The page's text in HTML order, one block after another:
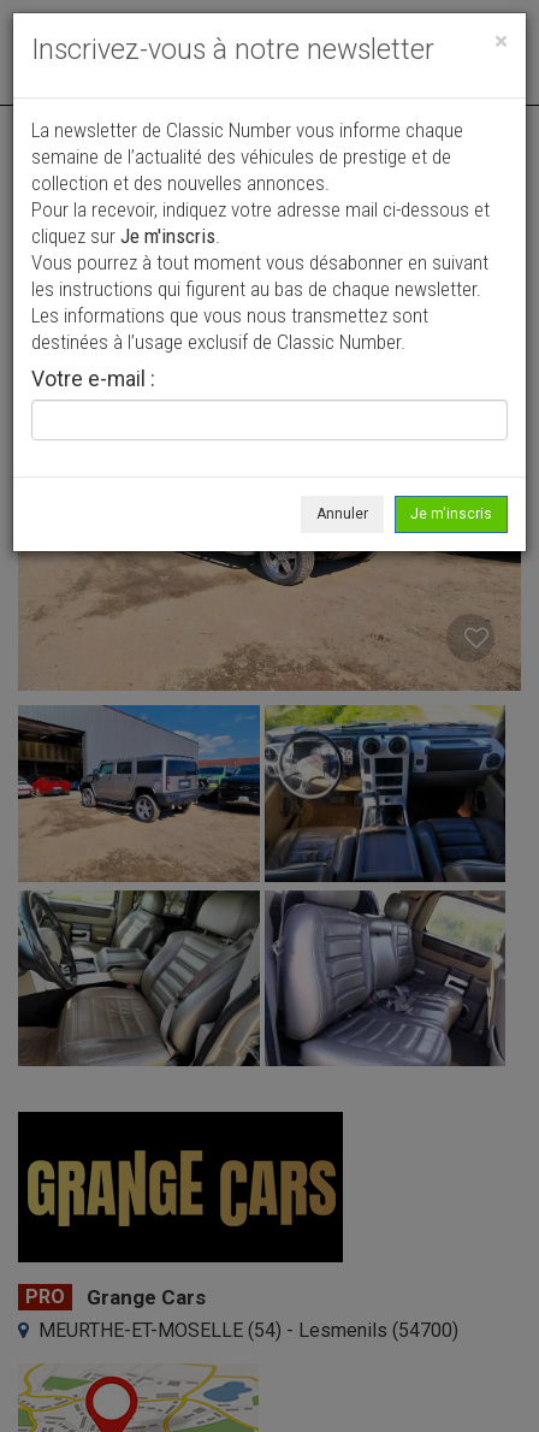
Toggle
Annonce actualisée le 03/06/2026 ( il y a 66 jours )
VENDUE Hummer H2
16 800 €
2003 4 x 4 221 864 km
PRO Grange Cars
MEURTHE-ET-MOSELLE (54) - Lesmenils (54700)
×
Inscrivez-vous à notre newsletter
La newsletter de Classic Number vous informe chaque
semaine de l’actualité des véhicules de prestige et de
collection et des nouvelles annonces.
Pour la recevoir, indiquez votre adresse mail ci-dessous et
cliquez sur Je m'inscris.
Vous pourrez à tout moment vous désabonner en suivant
les instructions qui figurent au bas de chaque newsletter.
Les informations que vous nous transmettez sont
destinées à l’usage exclusif de Classic Number.
Votre e-mail :
Annuler Je m'inscris